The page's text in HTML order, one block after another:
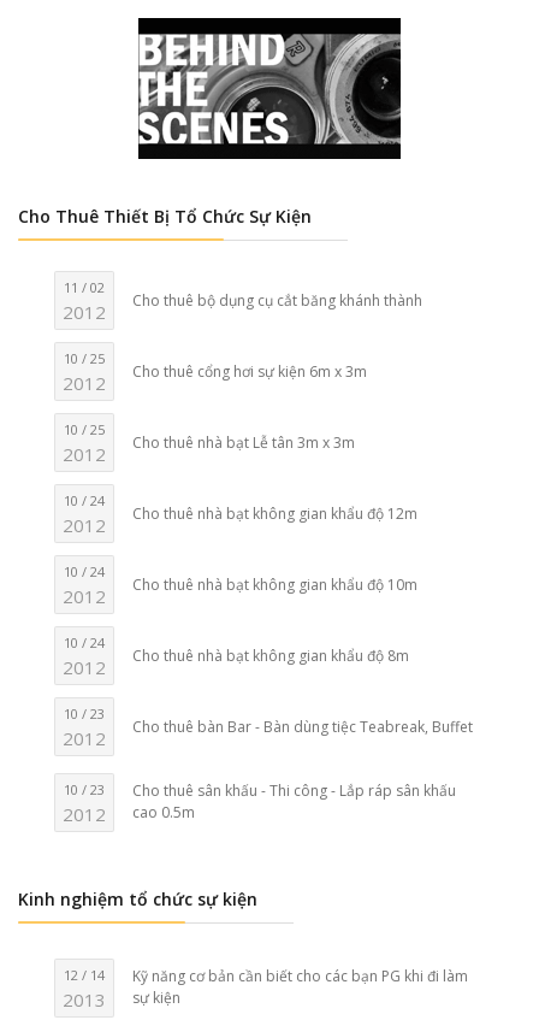
Trang trước Trang sau
Cho Thuê Thiết Bị Tổ Chức Sự Kiện
11 / 02
2012 Cho thuê bộ dụng cụ cắt băng khánh thành
10 / 25
2012 Cho thuê cổng hơi sự kiện 6m x 3m
10 / 25
2012 Cho thuê nhà bạt Lễ tân 3m x 3m
10 / 24
2012 Cho thuê nhà bạt không gian khẩu độ 12m
10 / 24
2012 Cho thuê nhà bạt không gian khẩu độ 10m
10 / 24
2012 Cho thuê nhà bạt không gian khẩu độ 8m
10 / 23
2012 Cho thuê bàn Bar - Bàn dùng tiệc Teabreak, Buffet
10 / 23
2012
Cho thuê sân khấu - Thi công - Lắp ráp sân khấu
cao 0.5m
Kinh nghiệm tổ chức sự kiện
12 / 14
2013
Kỹ năng cơ bản cần biết cho các bạn PG khi đi làm
sự kiện